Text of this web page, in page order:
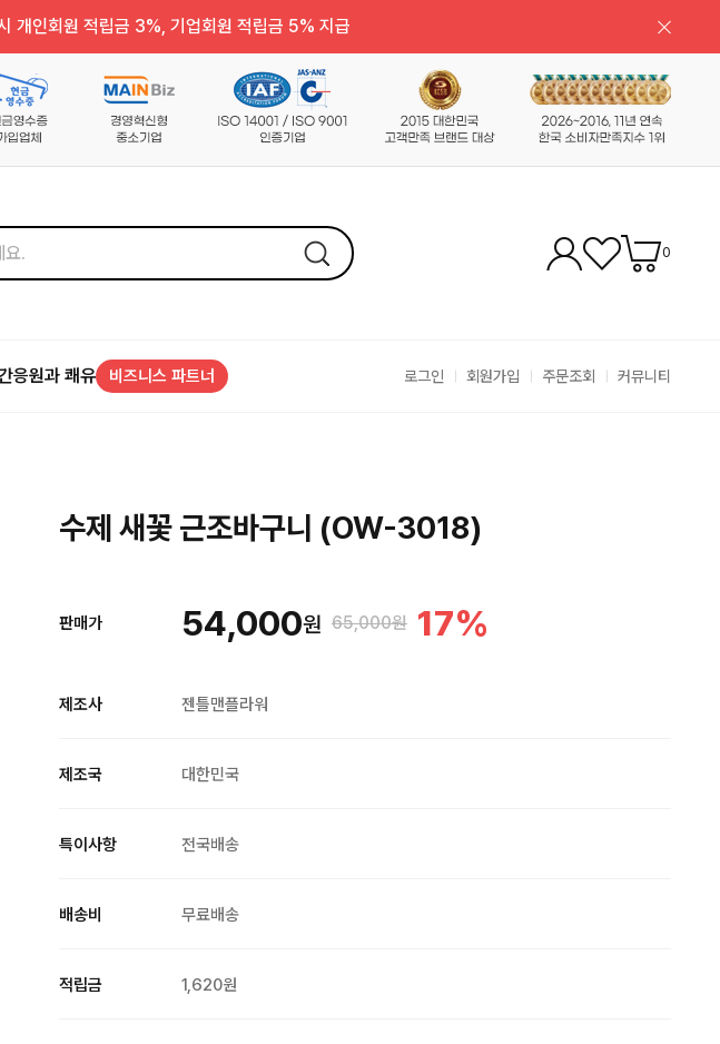
개인회원 적립금 3%, 기업회원 적립금 5% 지급
0
응원과 쾌유 비즈니스 파트너 로그인 회원가입 주문조회 커뮤니티
수제 새꽃 근조바구니 (OW-3018)
판매가 54,000원 65,000원 17%
제조사 젠틀맨플라워
제조국 대한민국
특이사항 전국배송
배송비 무료배송
적립금 1,620원